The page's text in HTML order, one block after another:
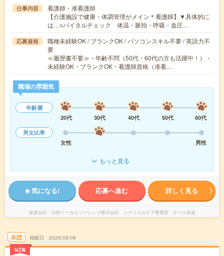
仕事内容
看護師・准看護師
【介護施設で健康・体調管理がメイン＊看護師】▼具体的に
は…○バイタルチェック 体温・脈拍・呼吸・血圧…
応募資格
職種未経験OK / ブランクOK / パソコンスキル不要 / 英語力不
要
≪履歴書不要≫・年齢不問（50代・60代の方も活躍中！）・
未経験OK・ブランクOK・看護師資格（准看…
職場の雰囲気
年齢層
20代
30代 40代 50代
60代
男女比率
女性
男性
もっと見る
気になる! 応募へ進む 詳しく見る
派遣会社 日研トータルソーシング株式会社 メディカルケア事業部 ナース派遣
未読
NEW
掲載日 2026/08/08